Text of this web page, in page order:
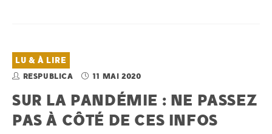
LU & À LIRE
RESPUBLICA 11 MAI 2020
SUR LA PANDÉMIE : NE PASSEZ
PAS À CÔTÉ DE CES INFOS